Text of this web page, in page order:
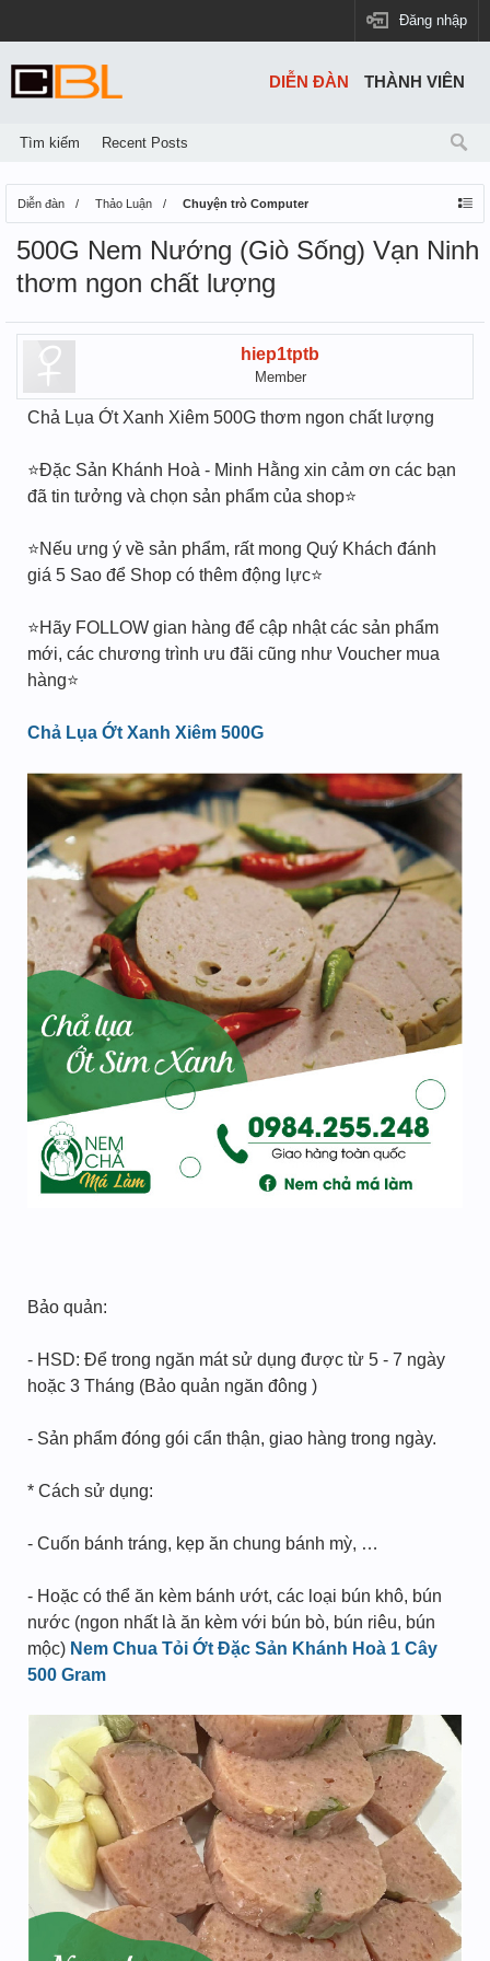
Đăng nhập
Diễn đàn Thảo Luận Chuyện trò Computer
500G Nem Nướng (Giò Sống) Vạn Ninh
thơm ngon chất lượng
hiep1tptb
Member
Chả Lụa Ớt Xanh Xiêm 500G thơm ngon chất lượng
⭐️Đặc Sản Khánh Hoà - Minh Hằng xin cảm ơn các bạn
đã tin tưởng và chọn sản phẩm của shop⭐️
⭐️Nếu ưng ý về sản phẩm, rất mong Quý Khách đánh
giá 5 Sao để Shop có thêm động lực⭐️
⭐️Hãy FOLLOW gian hàng để cập nhật các sản phẩm
mới, các chương trình ưu đãi cũng như Voucher mua
hàng⭐️
Chả Lụa Ớt Xanh Xiêm 500G
Bảo quản:
- HSD: Để trong ngăn mát sử dụng được từ 5 - 7 ngày
hoặc 3 Tháng (Bảo quản ngăn đông )
- Sản phẩm đóng gói cẩn thận, giao hàng trong ngày.
* Cách sử dụng:
- Cuốn bánh tráng, kẹp ăn chung bánh mỳ, …
- Hoặc có thể ăn kèm bánh ướt, các loại bún khô, bún
nước (ngon nhất là ăn kèm với bún bò, bún riêu, bún
mộc) Nem Chua Tỏi Ớt Đặc Sản Khánh Hoà 1 Cây
500 Gram
DIỄN ĐÀN
Tìm kiếm Recent Posts
THÀNH VIÊN